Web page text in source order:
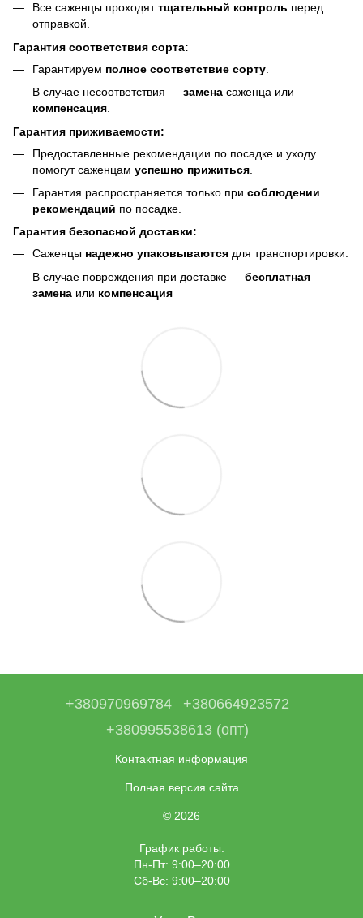
Все саженцы проходяттщательный контроль перед
отправкой.
Гарантия соответствия сорта:
Гарантируем полное соответствие сорту
В случае несоответствия — замена саженца или
компенсация
Гарантия приживаемости:
Предоставленные рекомендации по посадке и уходу
помогут саженцам успешно прижиться
Гарантия распространяется только при соблюдении
рекомендаций по посадке.
Гарантия безопасной доставки:
Саженцы надежно упаковываются для транспортировки.
В случае повреждения при доставке — бесплатная
замена или компенсация
+380970969784
+380664923572
+380995538613 (опт)
Контактная информация
Полная версия сайта
© 2026
График работы:
Пн-Пт: 9:00–20:00
Сб-Вс: 9:00–20:00